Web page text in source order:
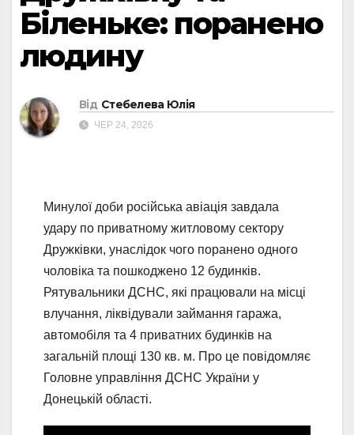
Біленьке: поранено
людину
Від Стебелева Юлія
ЧЕР 24, 2026
Минулої доби російська авіація завдала
удару по приватному житловому сектору
Дружківки, унаслідок чого поранено одного
чоловіка та пошкоджено 12 будинків.
Рятувальники ДСНС, які працювали на місці
влучання, ліквідували займання гаража,
автомобіля та 4 приватних будинків на
загальній площі 130 кв. м. Про це повідомляє
Головне управління ДСНС України у
Донецькій області.